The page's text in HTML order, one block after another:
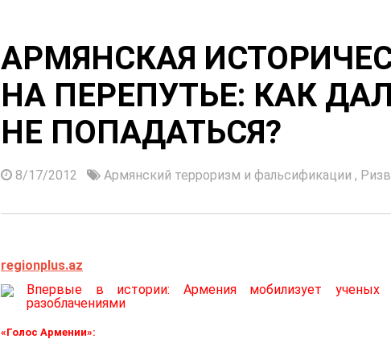
АРМЯНСКАЯ
НА ПЕРЕПУТЬЕ: КАК
НЕ ПОПАДАТЬСЯ?
8/17/2012 Армянский терроризм и фальсификации ,
regionplus.az
Впервые в истории: Армения мобилизует ученых
разоблачениями
«Голос Армении»: